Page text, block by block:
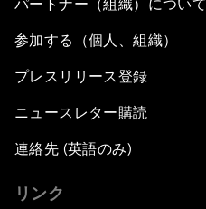
パートナー（組織）について
参加する（個人、組織）
プレスリリース登録
ニュースレター購読
連絡先 (英語のみ)
リンク